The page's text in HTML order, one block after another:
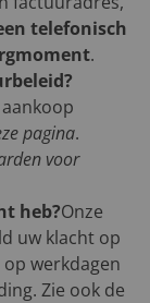
telefonisch
.
pagina.
voor
heb?Onze
uw klacht op
werkdagen
Zie ook de